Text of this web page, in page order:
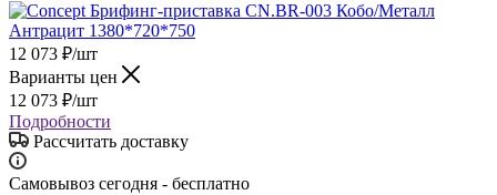
12 073 ₽/шт
Варианты цен
12 073 ₽/шт
Подробности
Рассчитать доставку
Самовывоз сегодня - бесплатно